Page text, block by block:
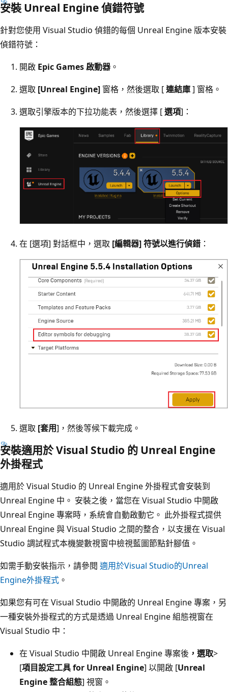
安裝 Unreal Engine 偵錯符號
針對您使用 Visual Studio 偵錯的每個 Unreal Engine 版本安裝
偵錯符號：
開啟 Epic Games 啟動器 。
選取 [Unreal Engine] 窗格，然後選取 [連結庫] 窗格。
選取引擎版本的下拉功能表，然後選擇 [選項]：
在 [選項] 對話框中，選取 [編輯器] 符號以進行偵錯 ：
選取 [套用]，然後等候下載完成。
安裝適用於 Visual Studio 的 Unreal Engine
外掛程式
適用於 Visual Studio 的 Unreal Engine 外掛程式會安裝到
Unreal Engine 中。 安裝之後，當您在 Visual Studio 中開啟
Unreal Engine 專案時，系統會自動啟動它。 此外掛程式提供
Unreal Engine 與 Visual Studio 之間的整合，以支援在 Visual
Studio 調試程式本機變數視窗中檢視藍圖節點針腳值。
如需手動安裝指示，請參閱 適用於Visual Studio的Unreal
Engine外掛程式 。
如果您有可在 Visual Studio 中開啟的 Unreal Engine 專案，另
一種安裝外掛程式的方式是透過 Unreal Engine 組態視窗在
Visual Studio 中：
在 Visual Studio 中開啟 Unreal Engine 專案後 ，選取>
[項目設定工具 for Unreal Engine] 以開啟 [Unreal
Engine 整合組態] 視窗。